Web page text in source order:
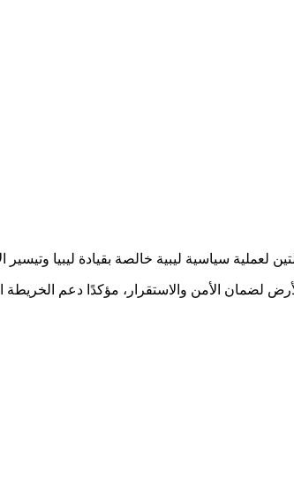
لعملية سياسية ليبية خالصة بقيادة ليبيا وتيسير
لضمان الأمن والاستقرار، مؤكدًا دعم الخريطة